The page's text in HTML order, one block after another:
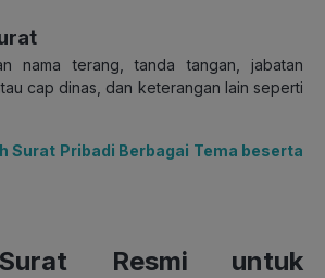
nama terang, tanda tangan, jabatan
cap dinas, dan keterangan lain seperti
Surat Pribadi Berbagai Tema beserta
Resmi untuk